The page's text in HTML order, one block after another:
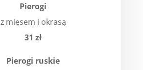
Pierogi
z mięsem i okrasą
31 zł
Pierogi ruskie